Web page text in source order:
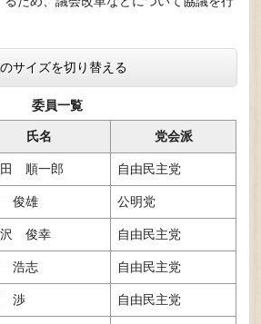
サイズを切り替える
委員一覧
氏名 党会派
田 順一郎 自由民主党
俊雄 公明党
沢 俊幸 自由民主党
浩志 自由民主党
渉 自由民主党